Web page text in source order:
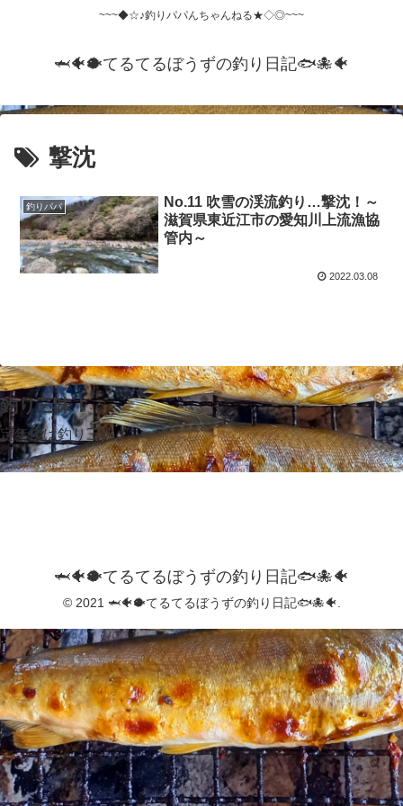
~~~◆☆♪釣りパパんちゃんねる★◇◎~~~
🦈🐠🐡てるてるぼうずの釣り日記🐟️🐙🐠
撃沈
釣りパパ
No.11 吹雪の渓流釣り…撃沈！～
滋賀県東近江市の愛知川上流漁協
管内～
2022.03.08
釣り三昧！
定年後は釣り三昧！
🦈🐠🐡てるてるぼうずの釣り日記🐟️🐙🐠
© 2021 🦈🐠🐡てるてるぼうずの釣り日記🐟️🐙🐠.